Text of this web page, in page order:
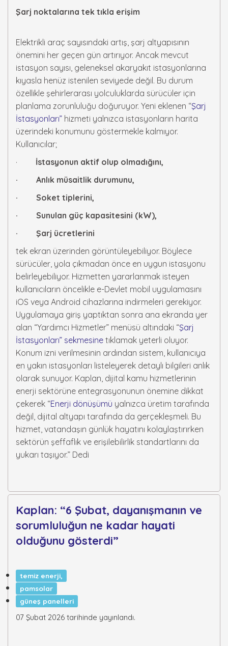
Şarj noktalarına tek tıkla erişim
Elektrikli araç sayısındaki artış, şarj altyapısının
önemini her geçen gün artırıyor. Ancak mevcut
istasyon sayısı, geleneksel akaryakıt istasyonlarına
kıyasla henüz istenilen seviyede değil. Bu durum
özellikle şehirlerarası yolculuklarda sürücüler için
planlama zorunluluğu doğuruyor. Yeni eklenen “Şarj
İstasyonları” hizmeti yalnızca istasyonların harita
üzerindeki konumunu göstermekle kalmıyor.
Kullanıcılar;
·
İstasyonun aktif olup olmadığını,
· Anlık müsaitlik durumunu,
· Soket tiplerini,
· Sunulan güç kapasitesini (kW),
· Şarj ücretlerini
tek ekran üzerinden görüntüleyebiliyor. Böylece
sürücüler, yola çıkmadan önce en uygun istasyonu
belirleyebiliyor. Hizmetten yararlanmak isteyen
kullanıcıların öncelikle e-Devlet mobil uygulamasını
iOS veya Android cihazlarına indirmeleri gerekiyor.
Uygulamaya giriş yaptıktan sonra ana ekranda yer
alan “Yardımcı Hizmetler” menüsü altındaki “Şarj
İstasyonları” sekmesine tıklamak yeterli oluyor.
Konum izni verilmesinin ardından sistem, kullanıcıya
en yakın istasyonları listeleyerek detaylı bilgileri anlık
olarak sunuyor. Kaplan, dijital kamu hizmetlerinin
enerji sektörüne entegrasyonunun önemine dikkat
çekerek “Enerji dönüşümü yalnızca üretim tarafında
değil, dijital altyapı tarafında da gerçekleşmeli. Bu
hizmet, vatandaşın günlük hayatını kolaylaştırırken
sektörün şeffaflık ve erişilebilirlik standartlarını da
yukarı taşıyor.” Dedi
Kaplan: “6 Şubat, dayanışmanın ve
sorumluluğun ne kadar hayati
olduğunu gösterdi”
temiz enerji,
pamsolar
güneş panelleri
07 Şubat 2026 tarihinde yayınlandı.